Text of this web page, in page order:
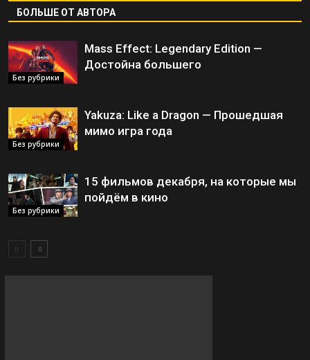
БОЛЬШЕ ОТ АВТОРА
Без рубрики
Mass Effect: Legendary Edition —
Достойна большего
Без рубрики
Yakuza: Like a Dragon — Прошедшая
мимо игра года
Без рубрики
15 фильмов декабря, на которые мы
пойдём в кино